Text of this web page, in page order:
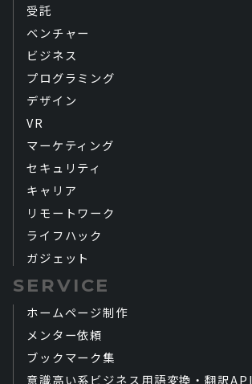
受託
ベンチャー
ビジネス
プログラミング
デザイン
VR
マーケティング
セキュリティ
キャリア
リモートワーク
ライフハック
ガジェット
SERVICE
ホームページ制作
メンター依頼
ブックマーク集
意識高い系ビジネス用語変換・翻訳API